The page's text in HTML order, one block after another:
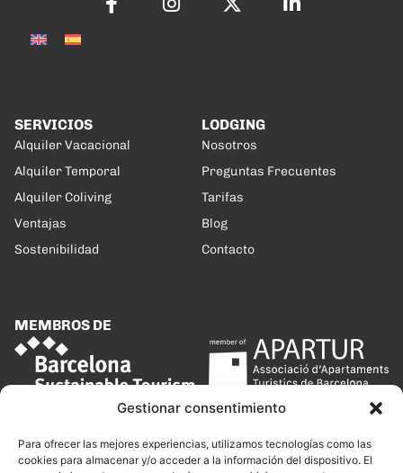
Gestionar consentimiento
Para ofrecer las mejores experiencias, utilizamos tecnologías como las
cookies para almacenar y/o acceder a la información del dispositivo. El
SERVICIOS
Alquiler Vacacional
Alquiler Temporal
Alquiler Coliving
Ventajas
Sostenibilidad
LODGING
Nosotros
Preguntas Frecuentes
Tarifas
Blog
Contacto
MEMBROS DE